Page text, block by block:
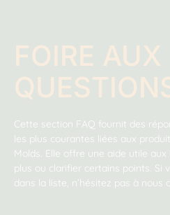
FOIRE AUX
Cette section FAQ fournit des
les plus courantes liées aux
Molds. Elle offre une aide utile
plus ou clarifier certains points. Si
dans la liste, n’hésitez pas à nous